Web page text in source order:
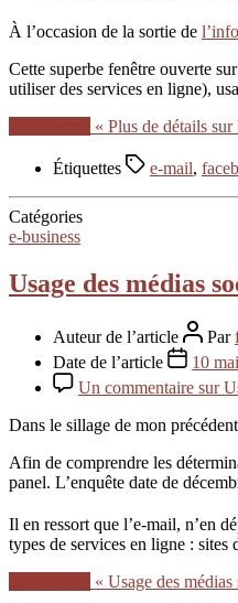
À l’occasion de la sortie de
Cette superbe fenêtre ouverte
utiliser des services en ligne),
« Plus de détails
Étiquettes e-mail,
Catégories
e-business
Usage des médias
Auteur de l’article Par
Date de l’article
10
Un commentaire sur
Dans le sillage de mon
Afin de comprendre les
panel. L’enquête date de
Il en ressort que l’e-mail, n’en
types de services en ligne :
« Usage des